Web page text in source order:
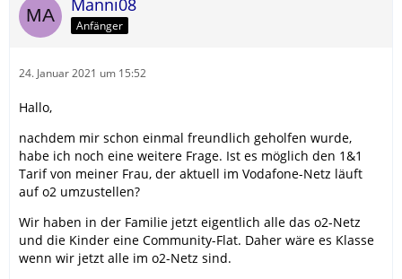
Manni08
Anfänger
24. Januar 2021 um 15:52
Hallo,
nachdem mir schon einmal freundlich geholfen wurde,
habe ich noch eine weitere Frage. Ist es möglich den 1&1
Tarif von meiner Frau, der aktuell im Vodafone-Netz läuft
auf o2 umzustellen?
Wir haben in der Familie jetzt eigentlich alle das o2-Netz
und die Kinder eine Community-Flat. Daher wäre es Klasse
wenn wir jetzt alle im o2-Netz sind.